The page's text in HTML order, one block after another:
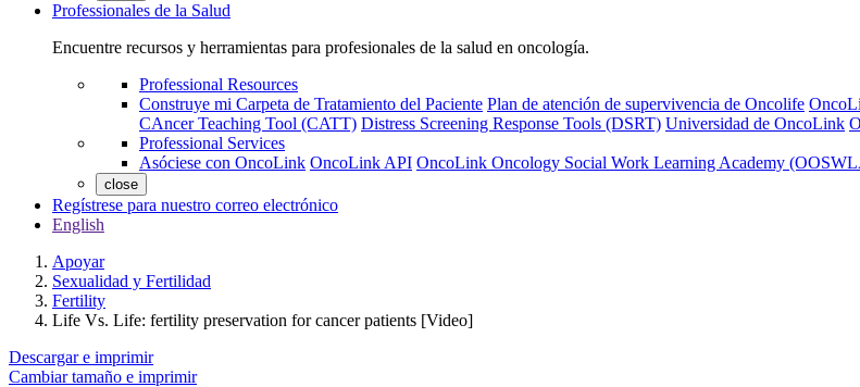
Professionales de la Salud
Encuentre recursos y herramientas para profesionales de la salud en oncología.
Professional Resources
Construye mi Carpeta de Tratamiento del Paciente Plan de atención de supervivencia de Oncolife
CAncer Teaching Tool (CATT) Distress Screening Response Tools (DSRT) Universidad de OncoLink
Professional Services
Asóciese con OncoLink OncoLink API OncoLink Oncology Social Work Learning Academy
close
Regístrese para nuestro correo electrónico
English
Apoyar
Sexualidad y Fertilidad
Fertility
Life Vs. Life: fertility preservation for cancer patients [Video]
Descargar e imprimir
Cambiar tamaño e imprimir